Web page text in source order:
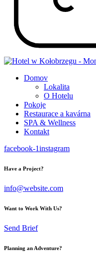
Domov
Lokalita
O Hotelu
Pokoje
Restaurace a kavárna
SPA & Wellness
Kontakt
facebook-1instagram
Have a Project?
info@website.com
Want to Work With Us?
Send Brief
Planning an Adventure?